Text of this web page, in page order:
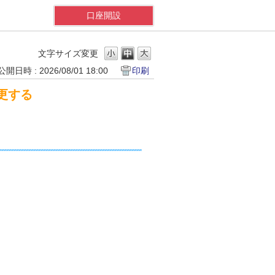
口座開設
文字サイズ変更
開日時 : 2026/08/01 18:00 印刷
する